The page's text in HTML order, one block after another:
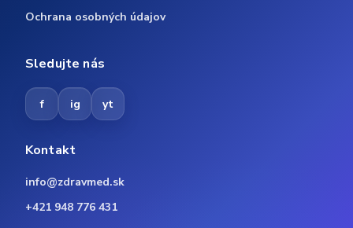
Ochrana osobných údajov
Sledujte nás
f ig yt
Kontakt
info@zdravmed.sk
+421 948 776 431